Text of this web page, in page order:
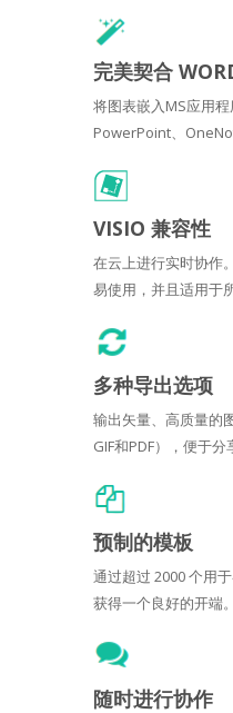
完美契合
将图表嵌入MS应用程
PowerPoint、
VISIO 兼容性
在云上进行实时协作
易使用，并且适用于
多种导出选项
输出矢量、高质量的
GIF和PDF），便于分
预制的模板
通过超过 2000 个用
获得一个良好的开端。
随时进行协作